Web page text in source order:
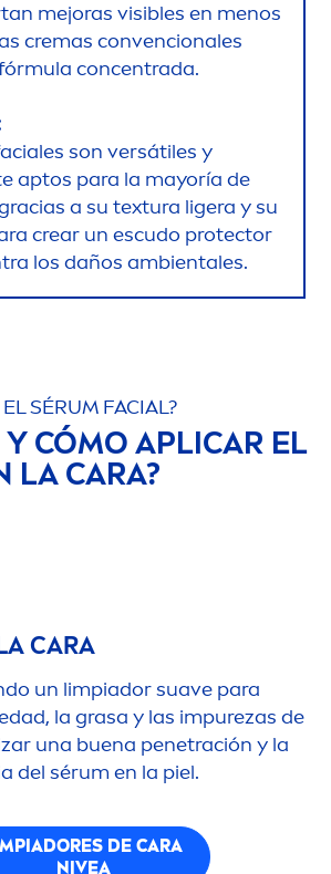
mejoras visibles en menos
cremas convencionales
concentrada.
son versátiles y
aptos para la mayoría de
a su textura ligera y su
crear un escudo protector
los daños ambientales.
SÉRUM FACIAL?
CÓMO APLICAR EL
LA CARA?
CARA
un limpiador suave para
la grasa y las impurezas de
una buena penetración y la
del sérum en la piel.
DE CARA
NIVEA